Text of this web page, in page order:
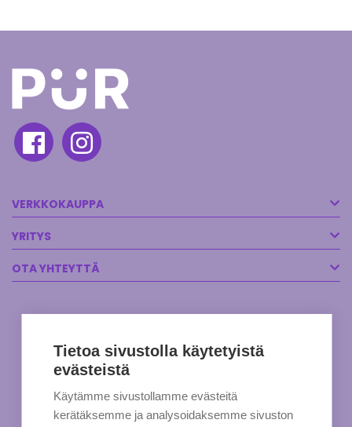
VERKKOKAUPPA
YRITYS
OTA YHTEYTTÄ
Tietoa sivustolla käytetyistä
evästeistä
Käytämme sivustollamme evästeitä
kerätäksemme ja analysoidaksemme sivuston